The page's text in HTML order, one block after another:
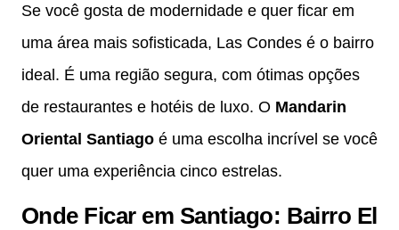
Se você gosta de modernidade e quer ficar em
uma área mais sofisticada, Las Condes é o bairro
ideal. É uma região segura, com ótimas opções
de restaurantes e hotéis de luxo. O Mandarin
Oriental Santiago é uma escolha incrível se você
quer uma experiência cinco estrelas.
Onde Ficar em Santiago: Bairro El